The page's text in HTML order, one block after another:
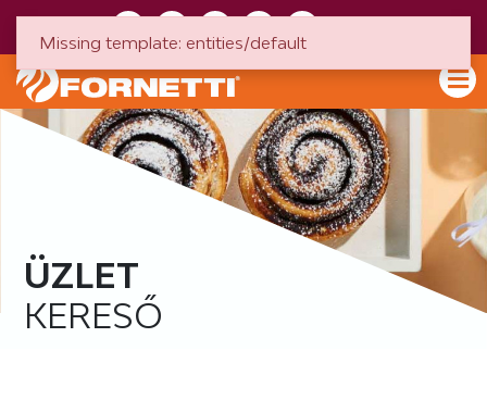
ÜZLET
KERESŐ
Missing template: entities/default